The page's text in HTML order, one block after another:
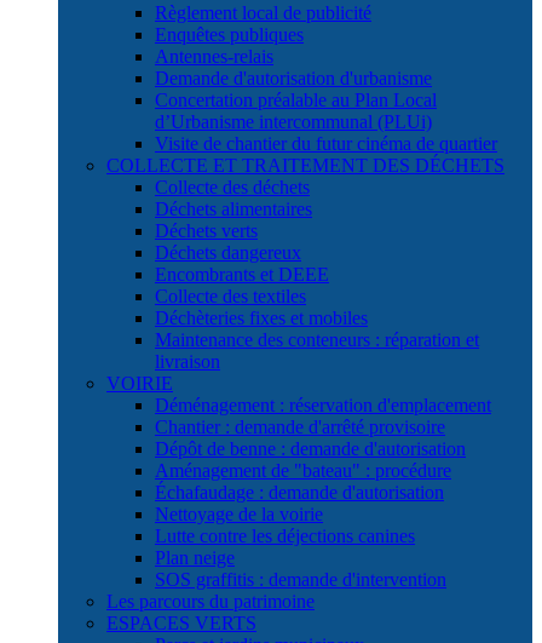
Règlement local de publicité
Enquêtes publiques
Antennes-relais
Demande d'autorisation d'urbanisme
Concertation préalable au Plan Local
d’Urbanisme intercommunal (PLUi)
Visite de chantier du futur cinéma de quartier
COLLECTE ET TRAITEMENT DES DÉCHETS
Collecte des déchets
Déchets alimentaires
Déchets verts
Déchets dangereux
Encombrants et DEEE
Collecte des textiles
Déchèteries fixes et mobiles
Maintenance des conteneurs : réparation et
livraison
VOIRIE
Déménagement : réservation d'emplacement
Chantier : demande d'arrêté provisoire
Dépôt de benne : demande d'autorisation
Aménagement de "bateau" : procédure
Échafaudage : demande d'autorisation
Nettoyage de la voirie
Lutte contre les déjections canines
Plan neige
SOS graffitis : demande d'intervention
Les parcours du patrimoine
ESPACES VERTS